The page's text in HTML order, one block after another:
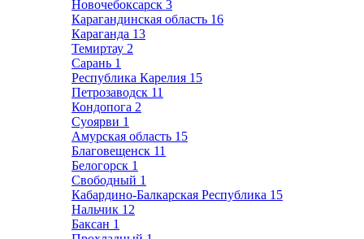
Новочебоксарск 3
Карагандинская область 16
Караганда 13
Темиртау 2
Сарань 1
Республика Карелия 15
Петрозаводск 11
Кондопога 2
Суоярви 1
Амурская область 15
Благовещенск 11
Белогорск 1
Свободный 1
Кабардино-Балкарская Республика 15
Нальчик 12
Баксан 1